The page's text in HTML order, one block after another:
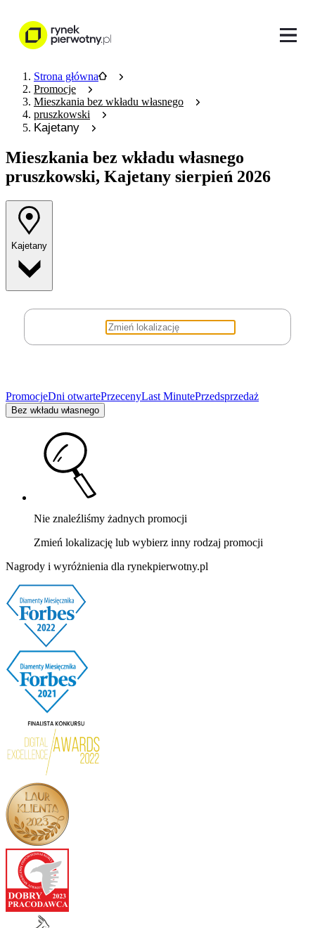
Strona główna
Promocje
Mieszkania bez wkładu własnego
pruszkowski
Kajetany
Mieszkania bez wkładu własnego
pruszkowski, Kajetany sierpień 2026
Kajetany
PromocjeDni otwartePrzecenyLast MinutePrzedsprzedaż
Bez wkładu własnego
Nie znaleźliśmy żadnych promocji
Zmień lokalizację lub wybierz inny rodzaj promocji
Nagrody i wyróżnienia dla rynekpierwotny.pl